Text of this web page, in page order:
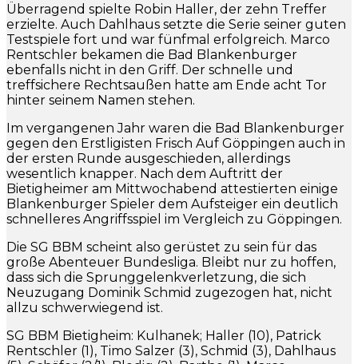
Überragend spielte Robin Haller, der zehn Treffer
erzielte. Auch Dahlhaus setzte die Serie seiner guten
Testspiele fort und war fünfmal erfolgreich. Marco
Rentschler bekamen die Bad Blankenburger
ebenfalls nicht in den Griff. Der schnelle und
treffsichere Rechtsaußen hatte am Ende acht Tor
hinter seinem Namen stehen.
Im vergangenen Jahr waren die Bad Blankenburger
gegen den Erstligisten Frisch Auf Göppingen auch in
der ersten Runde ausgeschieden, allerdings
wesentlich knapper. Nach dem Auftritt der
Bietigheimer am Mittwochabend attestierten einige
Blankenburger Spieler dem Aufsteiger ein deutlich
schnelleres Angriffsspiel im Vergleich zu Göppingen.
Die SG BBM scheint also gerüstet zu sein für das
große Abenteuer Bundesliga. Bleibt nur zu hoffen,
dass sich die Sprunggelenkverletzung, die sich
Neuzugang Dominik Schmid zugezogen hat, nicht
allzu schwerwiegend ist.
SG BBM Bietigheim: Kulhanek; Haller (10), Patrick
Rentschler (1), Timo Salzer (3), Schmid (3), Dahlhaus